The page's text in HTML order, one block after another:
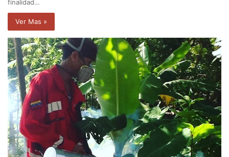
finalidad…
Ver Mas »